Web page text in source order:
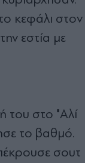
κεφάλι στον
εστία με
στο "Αλί
το βαθμό.
σουτ